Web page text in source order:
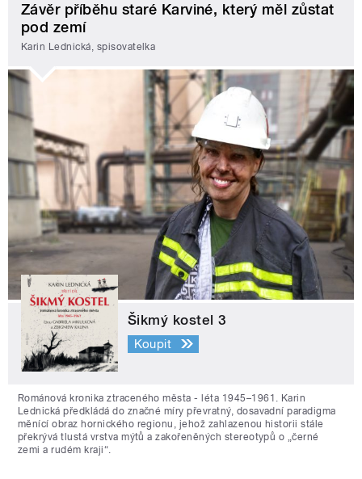
Závěr příběhu staré Karviné, který měl zůstat
pod zemí
Karin Lednická, spisovatelka
Šikmý kostel 3
Koupit
Románová kronika ztraceného města - léta 1945–1961. Karin
Lednická předkládá do značné míry převratný, dosavadní paradigma
měnící obraz hornického regionu, jehož zahlazenou historii stále
překrývá tlustá vrstva mýtů a zakořeněných stereotypů o „černé
zemi a rudém kraji“.